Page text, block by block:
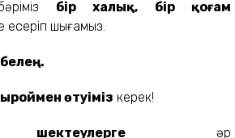
бір халық, бір қоғам
еңсеріп шығамыз.
өтуіміз керек!
әр